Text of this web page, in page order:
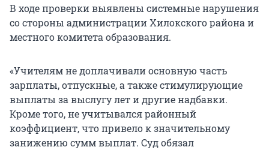
В ходе проверки выявлены системные нарушения
со стороны администрации Хилокского района и
местного комитета образования.
«Учителям не доплачивали основную часть
зарплаты, отпускные, а также стимулирующие
выплаты за выслугу лет и другие надбавки.
Кроме того, не учитывался районный
коэффициент, что привело к значительному
занижению сумм выплат. Суд обязал